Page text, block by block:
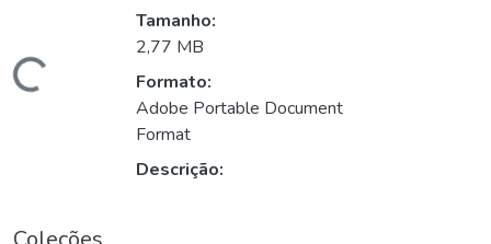
Tamanho:
2,77 MB
Formato:
Adobe Portable Document
Format
Descrição: